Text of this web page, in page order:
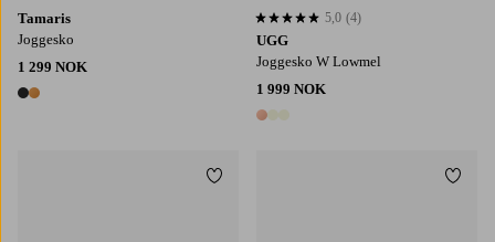
Tamaris
Joggesko
1 299 NOK
2 farger
UGG
Joggesko W Lowmel
1 999 NOK
3 farger
5,0 basert på 4 karaktergivninger
5,0 (4)
Legg til favoritter